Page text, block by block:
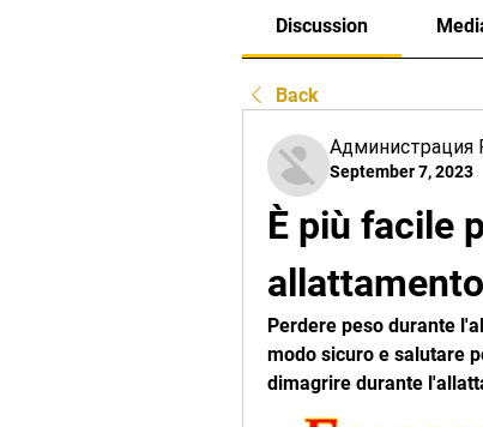
Discussion
Back
Администрация
September 7, 2023
È più facile
Perdere peso durante
modo sicuro e salutare
dimagrire durante